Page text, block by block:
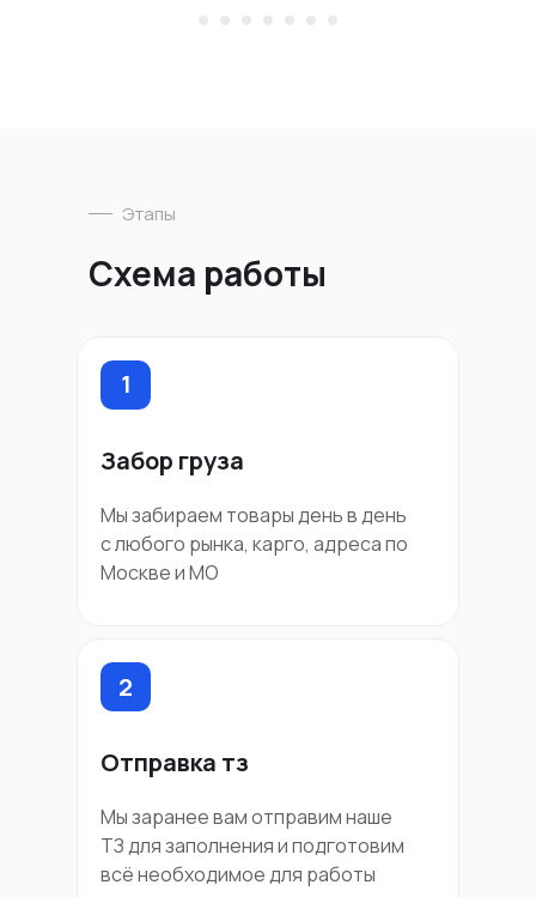
Отправка тз
Мы заранее вам отправим наше
ТЗ для заполнения и подготовим
всё необходимое для работы
2
Забор груза
Мы забираем товары день в день
с любого рынка, карго, адреса по
Москве и МО
1
Схема работы
Этапы